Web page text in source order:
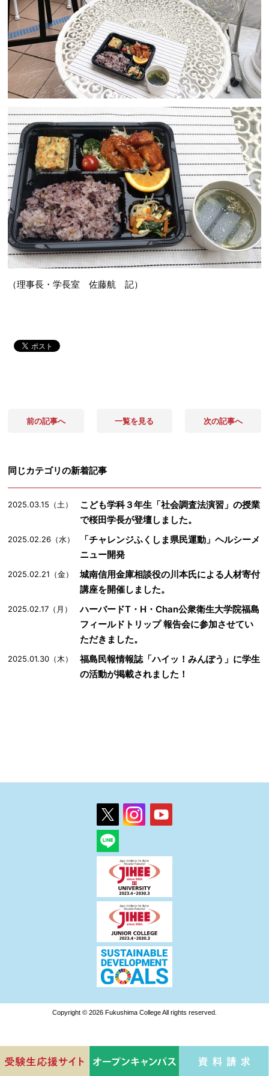
（理事長・学長室 佐藤航 記）
前の記事へ 一覧を見る 次の記事へ
同じカテゴリの新着記事
2025.03.15（土）
こども学科３年生「社会調査法演習」の授業
で桜田学長が登壇しました。
2025.02.26（水）
「チャレンジふくしま県民運動」ヘルシーメ
ニュー開発
2025.02.21（金）
城南信用金庫相談役の川本氏による人材寄付
講座を開催しました。
2025.02.17（月）
ハーバードT・H・Chan公衆衛生大学院福島
フィールドトリップ 報告会に参加させてい
ただきました。
2025.01.30（木）
福島民報情報誌「ハイッ！みんぽう」に学生
の活動が掲載されました！
Copyright © 2026 Fukushima College All rights reserved.